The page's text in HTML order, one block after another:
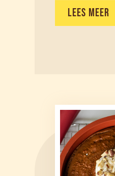
LEES MEER